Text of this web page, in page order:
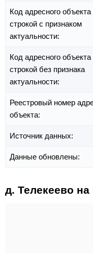
Код адресного
строкой с признаком
актуальности:
Код адресного
строкой без признака
актуальности:
Реестровый номер
объекта:
Источник данных:
Данные обновлены:
д. Телекеево на